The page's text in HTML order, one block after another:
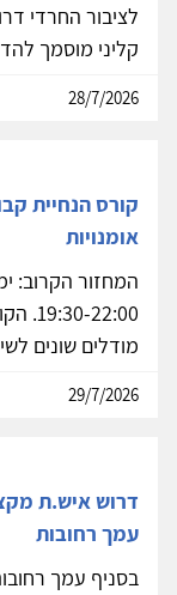
לציבור החרדי
קליני מוסמך
28/7/2026
קורס הנחיית
אומנויות
מודלים שונים
29/7/2026
דרוש איש.ת
עמך רחובות
בסניף עמך